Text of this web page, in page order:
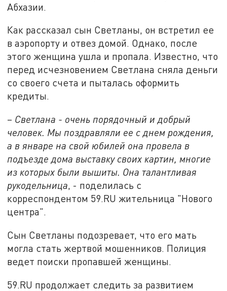
Абхазии.
Как рассказал сын Светланы, он встретил ее
в аэропорту и отвез домой. Однако, после
этого женщина ушла и пропала. Известно, что
перед исчезновением Светлана сняла деньги
со своего счета и пыталась оформить
кредиты.
– Светлана - очень порядочный и добрый
человек. Мы поздравляли ее с днем рождения,
а в январе на свой юбилей она провела в
подъезде дома выставку своих картин, многие
из которых были вышиты. Она талантливая
рукодельница, - поделилась с
корреспондентом 59.RU жительница "Нового
центра".
Сын Светланы подозревает, что его мать
могла стать жертвой мошенников. Полиция
ведет поиски пропавшей женщины.
59.RU продолжает следить за развитием